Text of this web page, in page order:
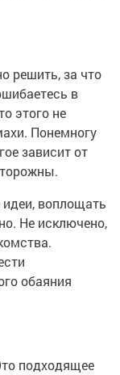
решить, за что
в
этого не
Понемногу
зависит от
воплощать
Не исключено,
обаяния
подходящее